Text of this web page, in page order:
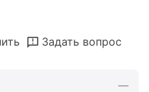
Задать вопрос